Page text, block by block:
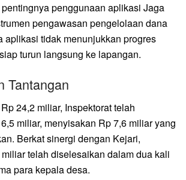
penggunaan aplikasi Jaga
pengawasan pengelolaan dana
aplikasi tidak menunjukkan progres
turun langsung ke lapangan.
Tantangan
24,2 miliar, Inspektorat telah
miliar, menyisakan Rp 7,6 miliar yang
Berkat sinergi dengan Kejari,
telah diselesaikan dalam dua kali
para kepala desa.